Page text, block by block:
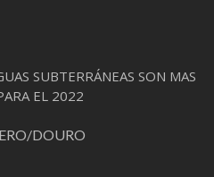
SUBTERRÁNEAS SON MAS
EL 2022
DOURO